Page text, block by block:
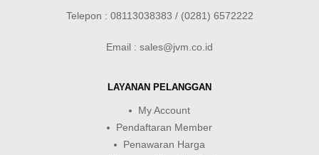
Telepon : 08113038383 / (0281) 6572222
Email : sales@jvm.co.id
LAYANAN PELANGGAN
My Account
Pendaftaran Member
Penawaran Harga